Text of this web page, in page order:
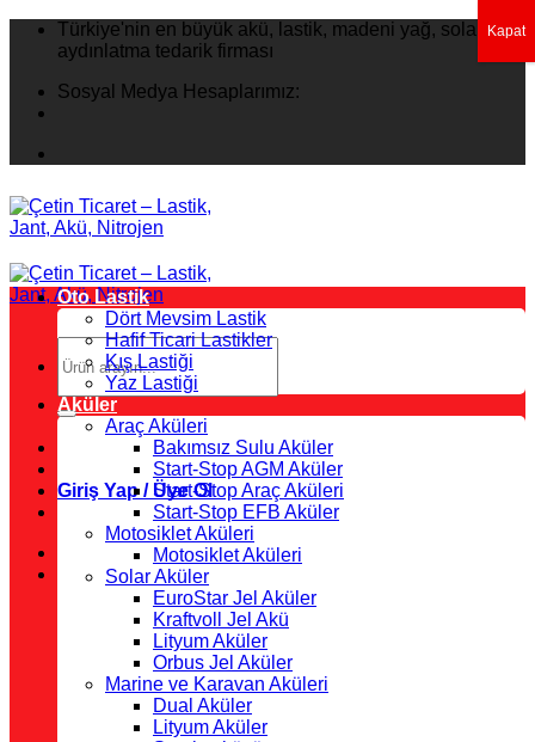
İçeriğeTürkiye'nin en büyük akü, lastik, madeni yağ, solar
aydınlatma tedarik firması
Sosyal Medya Hesaplarımız:
Ara:
Giriş Yap / Üye Ol
Oto Lastik
Dört Mevsim Lastik
Hafif Ticari Lastikler
Kış Lastiği
Yaz Lastiği
Aküler
Araç Aküleri
Bakımsız Sulu Aküler
Start-Stop AGM Aküler
Start-Stop Araç Aküleri
Start-Stop EFB Aküler
Motosiklet Aküleri
Motosiklet Aküleri
Solar Aküler
EuroStar Jel Aküler
Kraftvoll Jel Akü
Lityum Aküler
Orbus Jel Aküler
Marine ve Karavan Aküleri
Dual Aküler
Lityum Aküler
Kapat